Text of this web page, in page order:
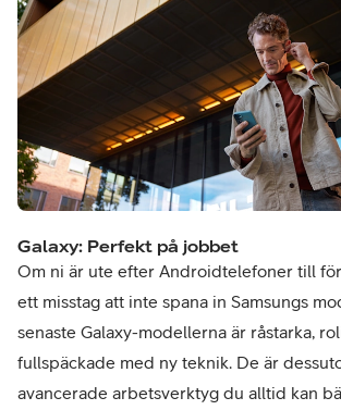
Galaxy: Perfekt på jobbet
Om ni är ute efter Androidtelefoner till
ett misstag att inte spana in Samsungs
senaste Galaxy-modellerna är råstarka,
fullspäckade med ny teknik. De är
avancerade arbetsverktyg du alltid kan